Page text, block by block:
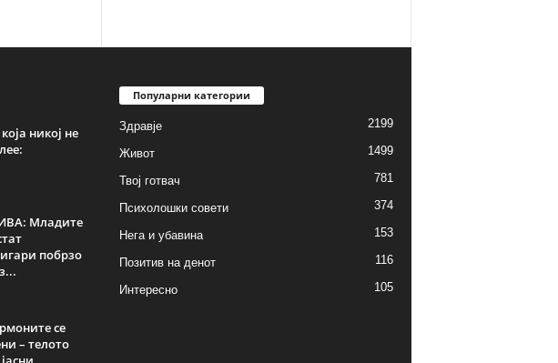
никој не
Младите
побрзо
се
– телото
Популарни категории
Здравје 2199
Живот 1499
Твој готвач 781
Психолошки совети 374
Нега и убавина 153
Позитив на денот 116
Интересно 105